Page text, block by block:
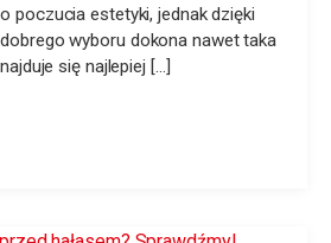
poczucia estetyki, jednak dzięki
wyboru dokona nawet taka
się najlepiej […]